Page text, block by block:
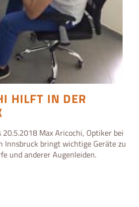
HILFT IN DER
20.5.2018 Max Aricochi, Optiker bei
Innsbruck bringt wichtige Geräte zu
und anderer Augenleiden.